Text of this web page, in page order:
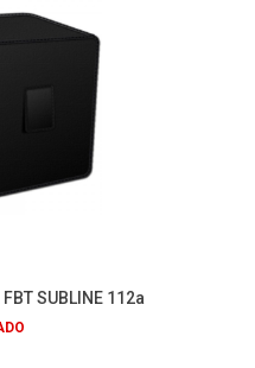
SUBLINE 112a